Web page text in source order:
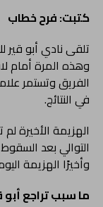
كتبت: فرح خطاب
تلقى نادي أبو
الفريق وتستمر
في النتائج.
الهزيمة الأخيرة
وأخيرًا الهزيمة
ما سبب تراجع أبو